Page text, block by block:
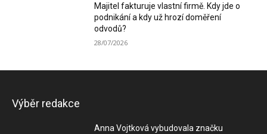
Majitel fakturuje vlastní firmě. Kdy jde o
podnikání a kdy už hrozí doměření
odvodů?
28/07/2026
Výběr redakce
Anna Vojtková vybudovala značku